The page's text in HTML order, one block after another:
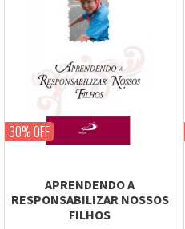
30% OFF
APRENDENDO A
RESPONSABILIZAR NOSSOS
FILHOS